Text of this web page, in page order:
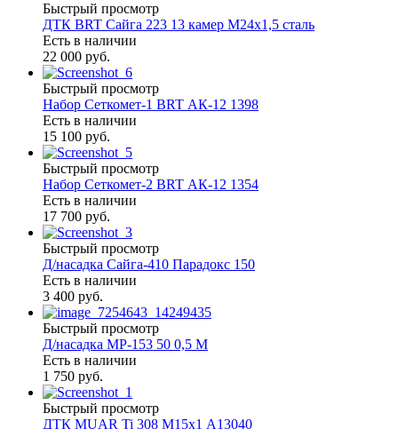
Быстрый просмотр
ДТК BRT Сайга 223 13 камер М24х1,5 сталь
Есть в наличии
22 000 руб.
Быстрый просмотр
Набор Сеткомет-1 BRT АК-12 1398
Есть в наличии
15 100 руб.
Быстрый просмотр
Набор Сеткомет-2 BRT АК-12 1354
Есть в наличии
17 700 руб.
Быстрый просмотр
Д/насадка Сайга-410 Парадокс 150
Есть в наличии
3 400 руб.
Быстрый просмотр
Д/насадка МР-153 50 0,5 М
Есть в наличии
1 750 руб.
Быстрый просмотр
ДТК MUAR Ti 308 М15х1 А13040